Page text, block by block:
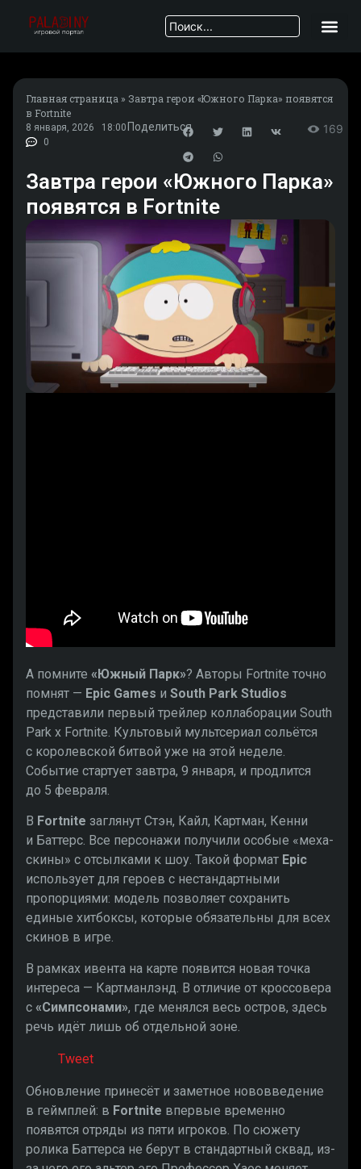
Главная страница » Завтра герои «Южного Парка» появятся
в Fortnite
8 января, 2026
18:00
0
Поделиться 169
Завтра герои «Южного Парка»
появятся в Fortnite
А помните «Южный Парк»? Авторы Fortnite точно
помнят — Epic Games и South Park Studios
представили первый трейлер коллаборации South
Park x Fortnite. Культовый мультсериал сольётся
с королевской битвой уже на этой неделе.
Событие стартует завтра, 9 января, и продлится
до 5 февраля.
В Fortnite заглянут Стэн, Кайл, Картман, Кенни
и Баттерс. Все персонажи получили особые «меха-
скины» с отсылками к шоу. Такой формат Epic
использует для героев с нестандартными
пропорциями: модель позволяет сохранить
единые хитбоксы, которые обязательны для всех
скинов в игре.
В рамках ивента на карте появится новая точка
интереса — Картманлэнд. В отличие от кроссовера
с «Симпсонами», где менялся весь остров, здесь
речь идёт лишь об отдельной зоне.
Tweet
Обновление принесёт и заметное нововведение
в геймплей: в Fortnite впервые временно
появятся отряды из пяти игроков. По сюжету
ролика Баттерса не берут в стандартный сквад, из-